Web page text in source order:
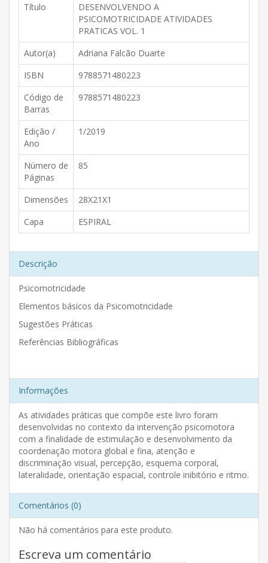
Título
DESENVOLVENDO A
PSICOMOTRICIDADE ATIVIDADES
PRATICAS VOL. 1
Autor(a)
Adriana Falcão Duarte
ISBN
9788571480223
Código de
Barras
9788571480223
Edição /
Ano
1/2019
Número de
Páginas
85
Dimensões
28X21X1
Capa
ESPIRAL
Descrição
Psicomotricidade
Elementos básicos da Psicomotricidade
Sugestões Práticas
Referências Bibliográficas
Informações
As atividades práticas que compõe este livro foram
desenvolvidas no contexto da intervenção psicomotora
com a finalidade de estimulação e desenvolvimento da
coordenação motora global e fina, atenção e
discriminação visual, percepção, esquema corporal,
lateralidade, orientação espacial, controle inibitório e ritmo.
Comentários (0)
Não há comentários para este produto.
Escreva um comentário